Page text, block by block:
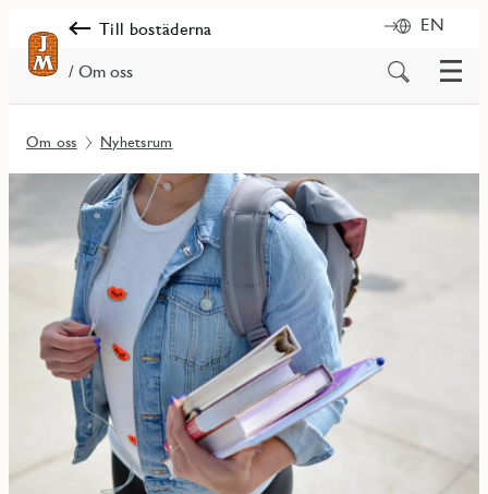
Till bostäderna EN
/ Om oss
Sök
innehåll
Meny
Om oss Nyhetsrum